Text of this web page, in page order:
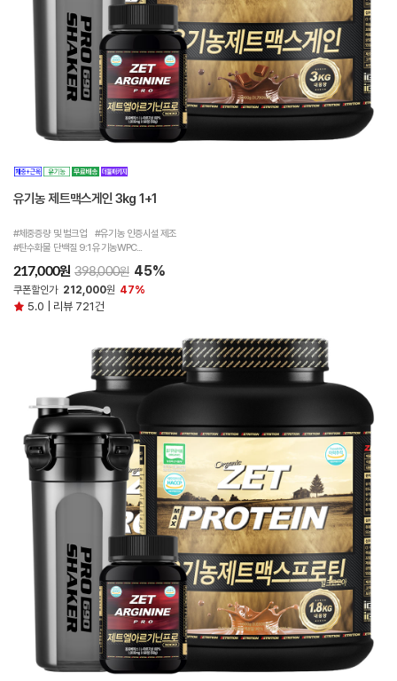
유기농 제트맥스게인 3kg 1+1
#체중증량 및 벌크업 #유기농 인증시설 제조
#탄수화물 단백질 9:1 유기농WPC...
217,000원 398,000원 45%
쿠폰할인가 212,000원 47%
5.0 | 리뷰 721건